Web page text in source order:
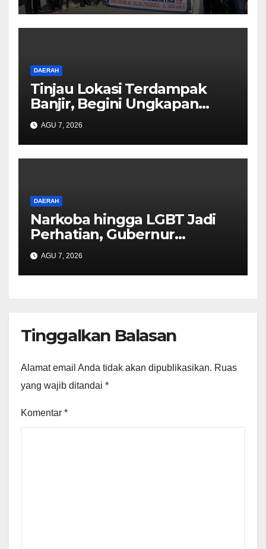
DAERAH
Tinjau Lokasi Terdampak
Banjir, Begini Ungkapan
Mahyeldi
AGU 7, 2026
DAERAH
Narkoba hingga LGBT Jadi
Perhatian, Gubernur
Mahyeldi Perkuat Sinergi
AGU 7, 2026
Tinggalkan Balasan
Alamat email Anda tidak akan dipublikasikan. Ruas
yang wajib ditandai *
Komentar *